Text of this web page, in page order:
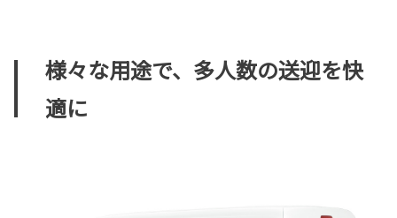
様々な用途で、多人数の送迎を快
適に